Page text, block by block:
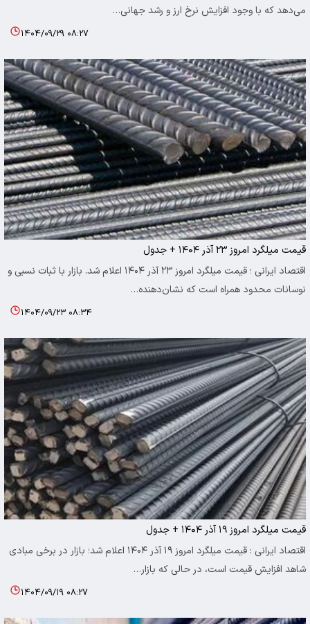
می‌دهد که با وجود افزایش نرخ ارز و رشد جهانی…
۱۴۰۴/۰۹/۲۹ ۰۸:۲۷
قیمت میلگرد امروز ۲۳ آذر ۱۴۰۴ + جدول
اقتصاد ایرانی ؛ قیمت میلگرد امروز ۲۳ آذر ۱۴۰۴ اعلام شد. بازار با ثبات نسبی و
نوسانات محدود همراه است که نشان‌دهنده…
۱۴۰۴/۰۹/۲۳ ۰۸:۳۴
قیمت میلگرد امروز ۱۹ آذر ۱۴۰۴ + جدول
اقتصاد ایرانی : قیمت میلگرد امروز ۱۹ آذر ۱۴۰۴ اعلام شد؛ بازار در برخی مبادی
شاهد افزایش قیمت است، در حالی که بازار…
۱۴۰۴/۰۹/۱۹ ۰۸:۲۷